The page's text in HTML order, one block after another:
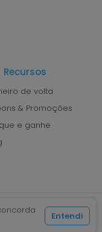
Recursos
de volta
& Promoções
e ganhe
SP © 2026
Entendi